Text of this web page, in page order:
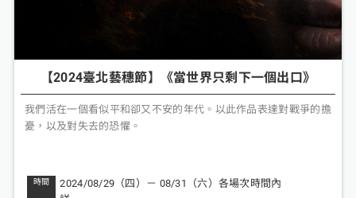
【2024臺北藝穗節】《當世界只剩下一個出口》
我們活在一個看似平和卻又不安的年代。以此作品表達對戰爭的擔
憂，以及對失去的恐懼。
2024/08/29（四）－ 08/31（六）各場次時間內